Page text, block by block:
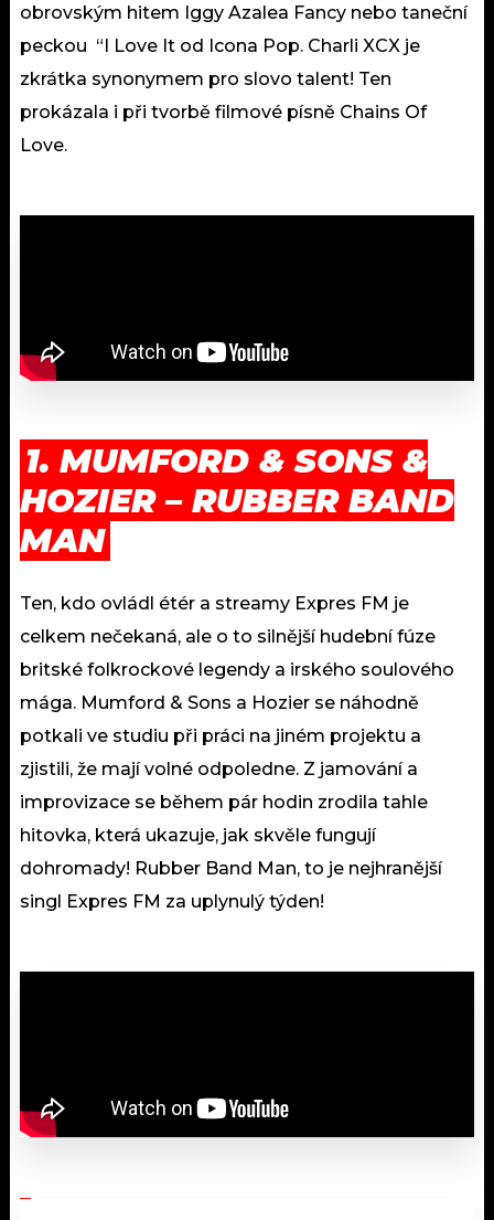
obrovským hitem Iggy Azalea Fancy nebo taneční
peckou “I Love It od Icona Pop. Charli XCX je
zkrátka synonymem pro slovo talent! Ten
prokázala i při tvorbě filmové písně Chains Of
Love.
1. MUMFORD & SONS &
HOZIER – RUBBER BAND
MAN
Ten, kdo ovládl étér a streamy Expres FM je
celkem nečekaná, ale o to silnější hudební fúze
britské folkrockové legendy a irského soulového
mága. Mumford & Sons a Hozier se náhodně
potkali ve studiu při práci na jiném projektu a
zjistili, že mají volné odpoledne. Z jamování a
improvizace se během pár hodin zrodila tahle
hitovka, která ukazuje, jak skvěle fungují
dohromady! Rubber Band Man, to je nejhranější
singl Expres FM za uplynulý týden!